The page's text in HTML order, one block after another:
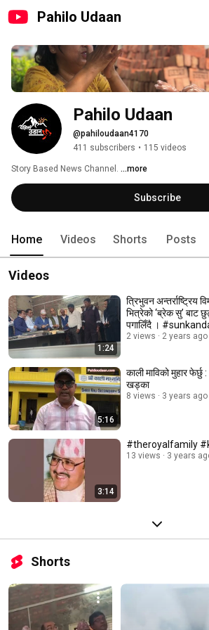
Pahilo Udaan
Pahilo Udaan
@pahiloudaan4170
411 subscribers • 115 videos
Story Based News Channel. ...more
Subscribe
Home Videos Shorts Posts
Videos
1:24
त्रिभुवन अन्तर्राष्ट्रिय
भित्रेको ‘ब्रेक सु’ बाट
पगालिँदै ।
2 views 2 years ago
5:16
काली माविको मुहार फेर्छु
खड्का
8 views 3 years ago
3:14
#theroyalfamily
13 views 3 years
Shorts